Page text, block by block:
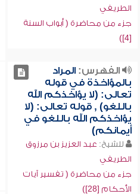
الطريفي
جزء من محاضرة ( أبواب السنة
[4])
الفهرس:المراد
بالمؤاخذة في قوله
تعالى: (لا يؤاخذكم الله
باللغو) , قوله تعالى: (لا
يؤاخذكم الله باللغو في
أيمانكم)
للشيخ: عبد العزيز بن مرزوق
الطريفي
جزء من محاضرة ( تفسير آيات
الأحكام [28])